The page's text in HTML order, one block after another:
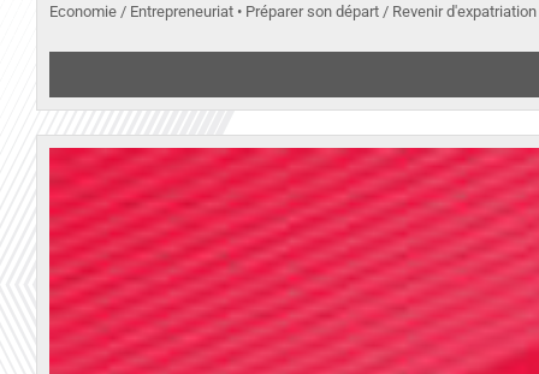
Economie / Entrepreneuriat • Préparer son départ / Revenir d'expatriation